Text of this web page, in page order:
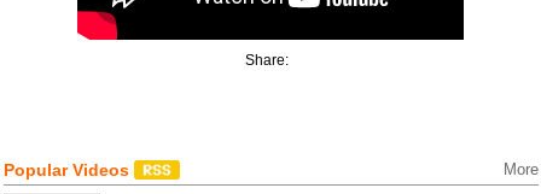
Share:
Popular Videos More